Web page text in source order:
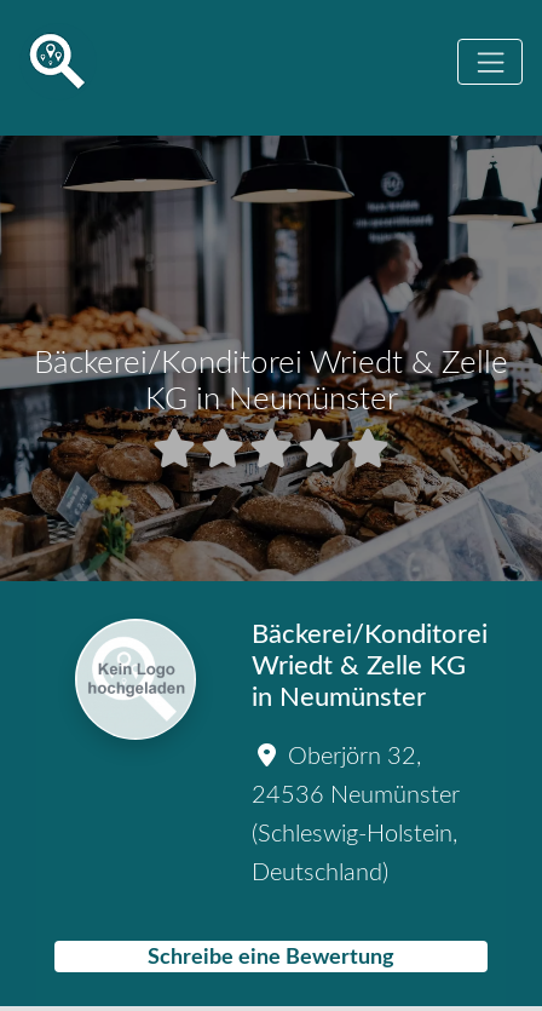
Bäckerei/Konditorei Wriedt & Zelle
KG in Neumünster
Bäckerei/Konditorei
Wriedt & Zelle KG
in Neumünster
Oberjörn 32,
24536 Neumünster
(Schleswig-Holstein,
Deutschland)
Schreibe eine Bewertung